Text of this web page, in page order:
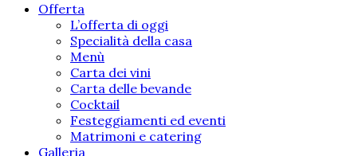
Offerta
L’offerta di oggi
Specialità della casa
Menù
Carta dei vini
Carta delle bevande
Cocktail
Festeggiamenti ed eventi
Matrimoni e catering
Galleria